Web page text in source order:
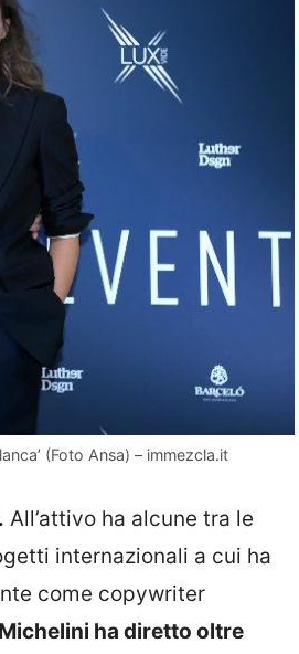
(Foto Ansa) – immezcla.it
All’attivo ha alcune tra le
internazionali a cui ha
come copywriter
Michelini ha diretto oltre